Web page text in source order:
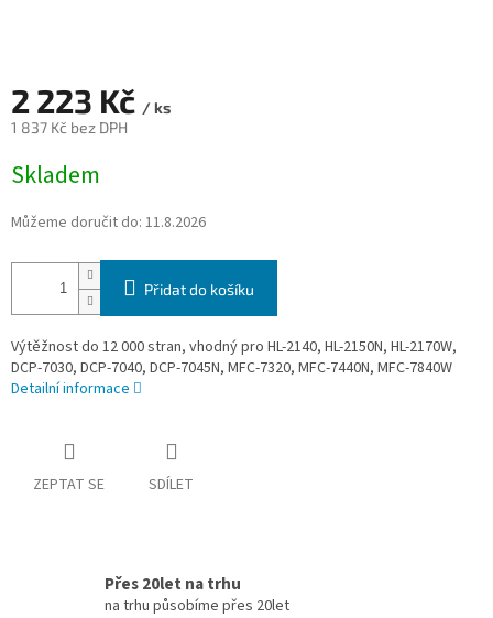
2 223 Kč / ks
1 837 Kč bez DPH
cena:
Skladem
Můžeme doručit do: 11.8.2026
Přidat do košíku
Výtěžnost do 12 000 stran, vhodný pro HL-2140, HL-2150N, HL-2170W,
DCP-7030, DCP-7040, DCP-7045N, MFC-7320, MFC-7440N, MFC-7840W
Detailní informace
ZEPTAT SE SDÍLET
Přes 20let na trhu
na trhu působíme přes 20let